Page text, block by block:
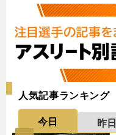
人気記事ランキング
今日 昨日